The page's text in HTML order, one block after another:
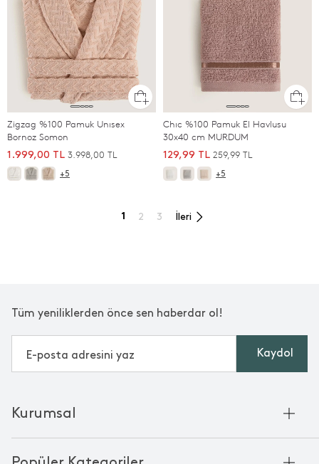
Zigzag %100 Pamuk Unısex
Bornoz Somon
1.999,00 TL 3.998,00 TL
+5
Chıc %100 Pamuk El Havlusu
30x40 cm MURDUM
129,99 TL 259,99 TL
+5
1 2 3 İleri
Tüm yeniliklerden önce sen haberdar ol!
Kaydol
Kurumsal
Kurumsal Satış